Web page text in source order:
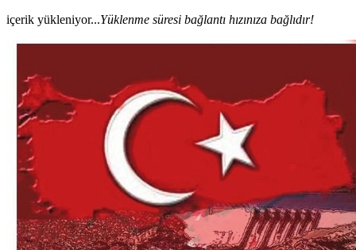
içerik yükleniyor...Yüklenme süresi bağlantı hızınıza bağlıdır!